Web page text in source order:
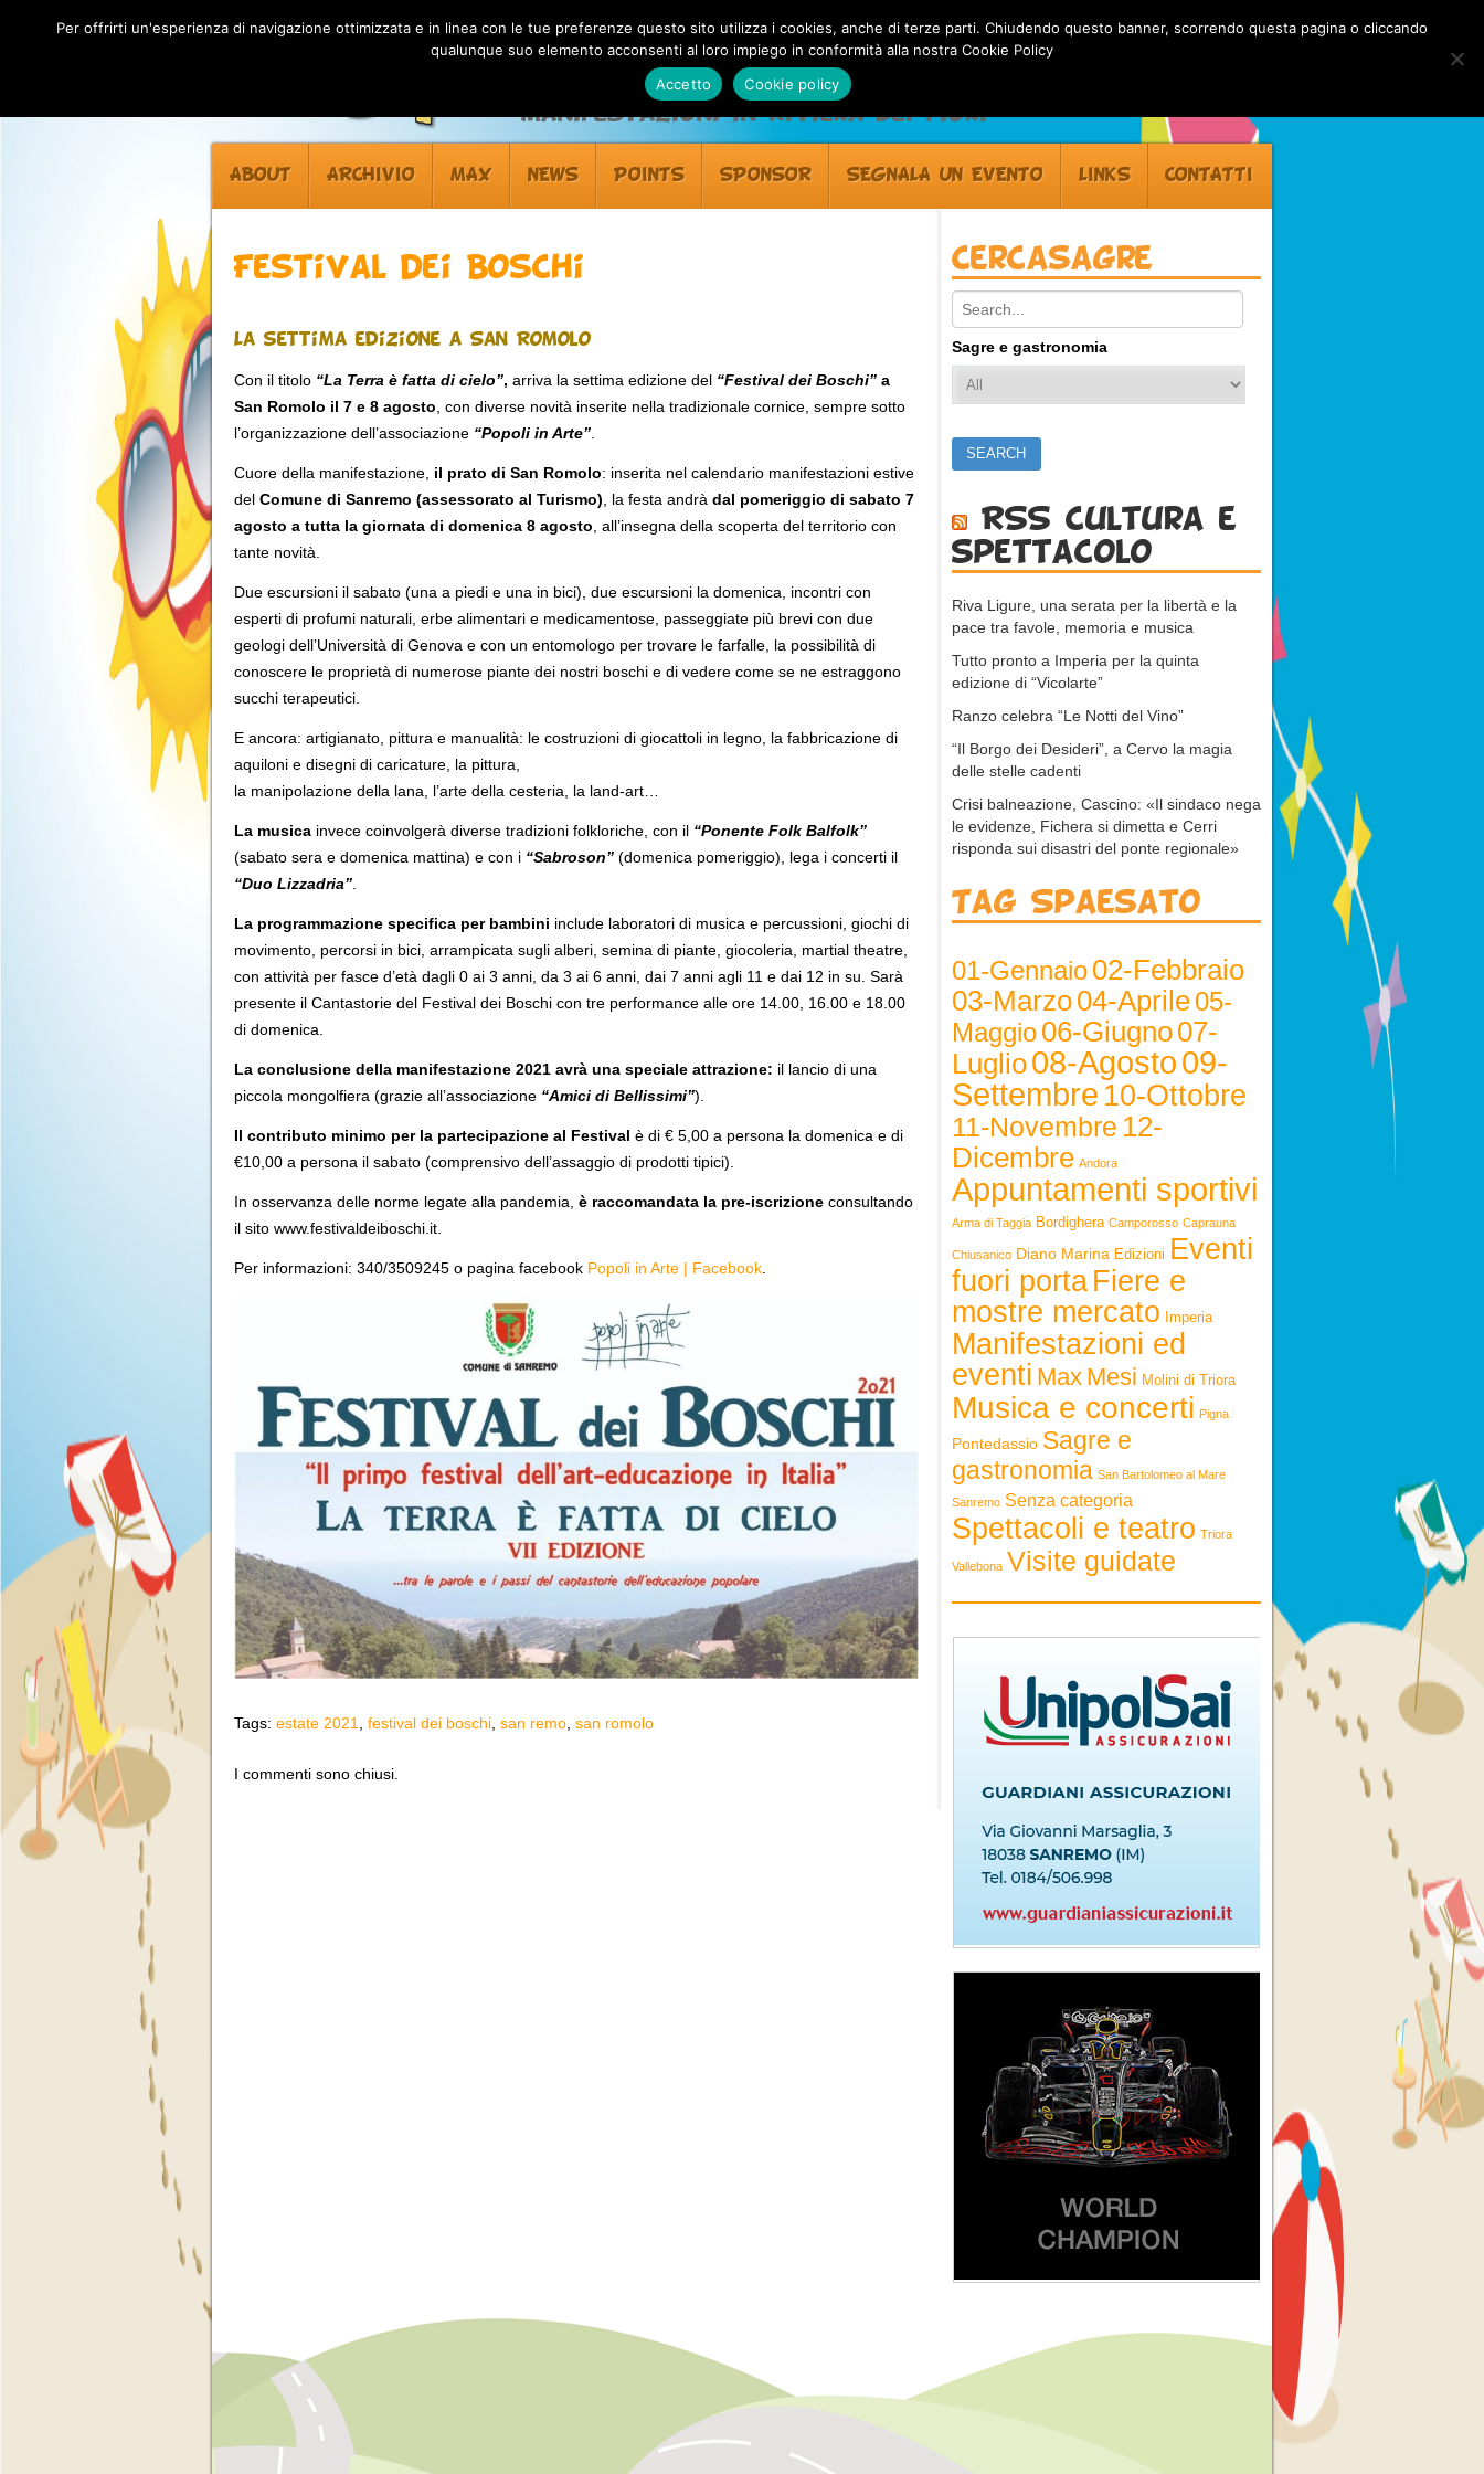
Manifestazioni in Riviera dei Fiori
ABOUT ARCHIVIO MAX NEWS POINTS SPONSOR SEGNALA UN EVENTO LINKS CONTATTI
Festival dei Boschi
La settima edizione a San Romolo
Con il titolo “La Terra è fatta di cielo”, arriva la settima edizione del “Festival dei Boschi” a
San Romolo il 7 e 8 agosto , con diverse novità inserite nella tradizionale cornice, sempre sotto
l’organizzazione dell’associazione “Popoli in Arte”
Cuore della manifestazione, il prato di San Romolo: inserita nel calendario manifestazioni estive
del Comune di Sanremo (assessorato al Turismo) , la festa andrà dal pomeriggio di sabato 7
agosto a tutta la giornata di domenica 8 agosto , all’insegna della scoperta del territorio con
tante novità.
Due escursioni il sabato (una a piedi e una in bici), due escursioni la domenica, incontri con
esperti di profumi naturali, erbe alimentari e medicamentose, passeggiate più brevi con due
geologi dell’Università di Genova e con un entomologo per trovare le farfalle, la possibilità di
conoscere le proprietà di numerose piante dei nostri boschi e di vedere come se ne estraggono
succhi terapeutici.
E ancora: artigianato, pittura e manualità: le costruzioni di giocattoli in legno, la fabbricazione di
aquiloni e disegni di caricature, la pittura,
la manipolazione della lana, l’arte della cesteria, la land-art…
La musica invece coinvolgerà diverse tradizioni folkloriche, con il “Ponente Folk Balfolk”
(sabato sera e domenica mattina) e con i “Sabroson” (domenica pomeriggio), lega i concerti il
“Duo Lizzadria”
La programmazione specifica per bambini include laboratori di musica e percussioni, giochi di
movimento, percorsi in bici, arrampicata sugli alberi, semina di piante, giocoleria, martial theatre,
con attività per fasce d’età dagli 0 ai 3 anni, da 3 ai 6 anni, dai 7 anni agli 11 e dai 12 in su. Sarà
presente il Cantastorie del Festival dei Boschi con tre performance alle ore 14.00, 16.00 e 18.00
di domenica.
La conclusione della manifestazione 2021 avrà una speciale attrazione: il lancio di una
piccola mongolfiera (grazie all’associazione “Amici di Bellissimi”).
Il contributo minimo per la partecipazione al Festival è di € 5,00 a persona la domenica e di
€10,00 a persona il sabato (comprensivo dell’assaggio di prodotti tipici).
In osservanza delle norme legate alla pandemia, è raccomandata la pre-iscrizione consultando
il sito www.festivaldeiboschi.it.
Per informazioni: 340/3509245 o pagina facebook Popoli in Arte | Facebook
Tags: estate 2021 festival dei boschi san remo san romolo
I commenti sono chiusi.
Cercasagre
Search:
Sagre e gastronomia
RSS cultura e
spettacolo
Riva Ligure, una serata per la libertà e la
pace tra favole, memoria e musica
Tutto pronto a Imperia per la quinta
edizione di “Vicolarte”
Ranzo celebra “Le Notti del Vino”
“Il Borgo dei Desideri”, a Cervo la magia
delle stelle cadenti
Crisi balneazione, Cascino: «Il sindaco nega
le evidenze, Fichera si dimetta e Cerri
risponda sui disastri del ponte regionale»
Tag Spaesato
01-Gennaio02-Febbraio
03-Marzo04-Aprile05-
Maggio06-Giugno07-
Luglio08-Agosto09-
Settembre 10-Ottobre
11-Novembre 12-
Dicembre Andora
Appuntamenti sportivi
Arma di Taggia Bordighera Camporosso Caprauna
Chiusanico Diano Marina Edizioni Eventi
fuori porta Fiere e
mostre mercato
Imperia
Manifestazioni ed
eventi Max Mesi Molini di Triora
Musica e concerti Pigna
Pontedassio Sagre e
gastronomia San Bartolomeo al Mare
Sanremo Senza categoria
Spettacoli e teatro Triora
Vallebona Visite guidate
Per offrirti un'esperienza di navigazione ottimizzata e in linea con le tue preferenze questo sito utilizza i cookies, anche di terze parti. Chiudendo questo banner, scorrendo questa pagina o cliccando
qualunque suo elemento acconsenti al loro impiego in conformità alla nostra Cookie Policy
Accetto
Cookie policy